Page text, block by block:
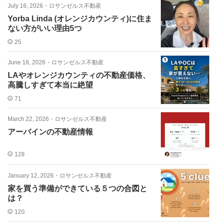
July 16, 2026 ・ ロサンゼルス不動産
Yorba Linda (オレンジカウンティ)に住ま
ない方がいい理由5つ
25
June 18, 2026 ・ ロサンゼルス不動産
LAやオレンジカウンティの不動産価格、
高騰しすぎて本当に絶望
71
March 22, 2026 ・ ロサンゼルス不動産
アーバインの不動産情報
128
January 12, 2026 ・ ロサンゼルス不動産
家を買う準備ができている５つの合図と
は？
120